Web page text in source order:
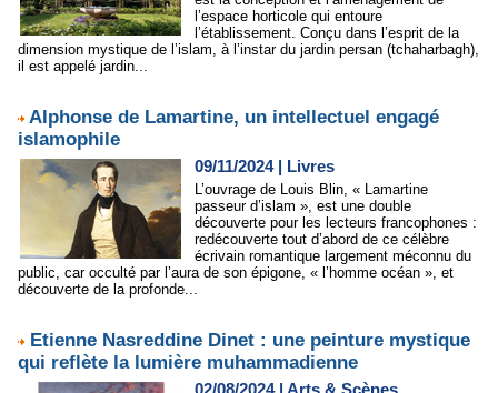
l’espace horticole qui entoure
l’établissement. Conçu dans l’esprit de la
dimension mystique de l’islam, à l’instar du jardin persan (tchaharbagh),
il est appelé jardin...
Alphonse de Lamartine, un intellectuel engagé
islamophile
09/11/2024| Livres
L’ouvrage de Louis Blin, « Lamartine
passeur d’islam », est une double
découverte pour les lecteurs francophones :
redécouverte tout d’abord de ce célèbre
écrivain romantique largement méconnu du
public, car occulté par l’aura de son épigone, « l’homme océan », et
découverte de la profonde...
Etienne Nasreddine Dinet : une peinture mystique
qui reflète la lumière muhammadienne
02/08/2024| Arts & Scènes